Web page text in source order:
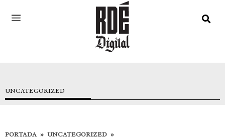
UNCATEGORIZED
PORTADA » UNCATEGORIZED »